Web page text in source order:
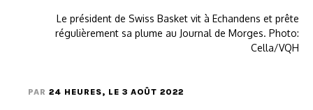
Le président de Swiss Basket vit à Echandens et prête
régulièrement sa plume au Journal de Morges. Photo:
Cella/VQH
PAR 24 HEURES, LE 3 AOÛT 2022